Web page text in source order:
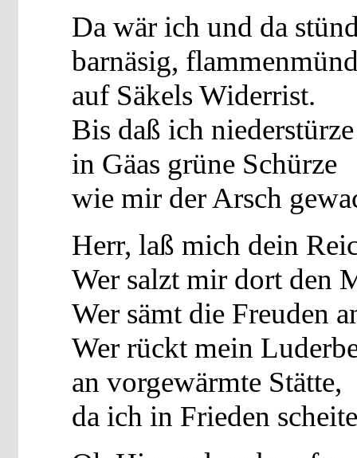
Da wär ich und da
barnäsig,
auf Säkels Widerrist.
Bis daß ich niederstürze
in Gäas grüne Schürze
wie mir der Arsch
Herr, laß mich dein
Wer salzt mir dort den
Wer sämt die Freuden
Wer rückt mein
an vorgewärmte Stätte,
da ich in Frieden